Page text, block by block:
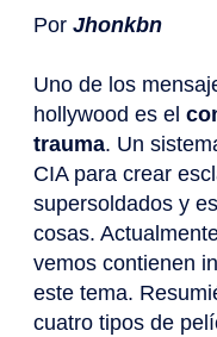
Por Jhonkbn
Uno de los
hollywood es el
trauma. Un
CIA para crear
supersoldados y
cosas.
vemos contienen
este tema.
cuatro tipos de